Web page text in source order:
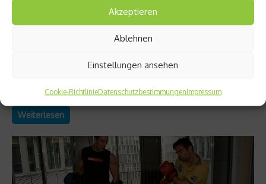
Akzeptieren
Ablehnen
Einstellungen ansehen
Cookie-RichtlinieDatenschutzbestimmungenImpressum
Tricking – Bewegungsfreude pur
Oder doch lieber Turnen? Du kannst Dich einfach nicht
gibt es eine Lösung – Tricking. Seit ein paar Jahren etabliert
kurz vor....
Weiterlesen